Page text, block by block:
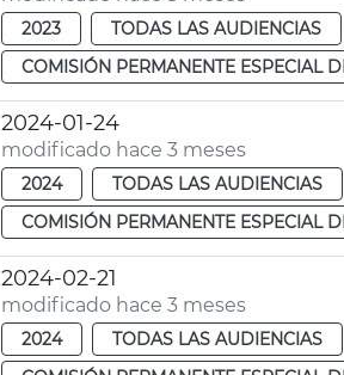
2023 TODAS LAS AUDIENCIAS
COMISIÓN PERMANENTE ESPECIAL
2024-01-24
modificado hace 3 meses
2024 TODAS LAS AUDIENCIAS
COMISIÓN PERMANENTE ESPECIAL
2024-02-21
modificado hace 3 meses
2024 TODAS LAS AUDIENCIAS